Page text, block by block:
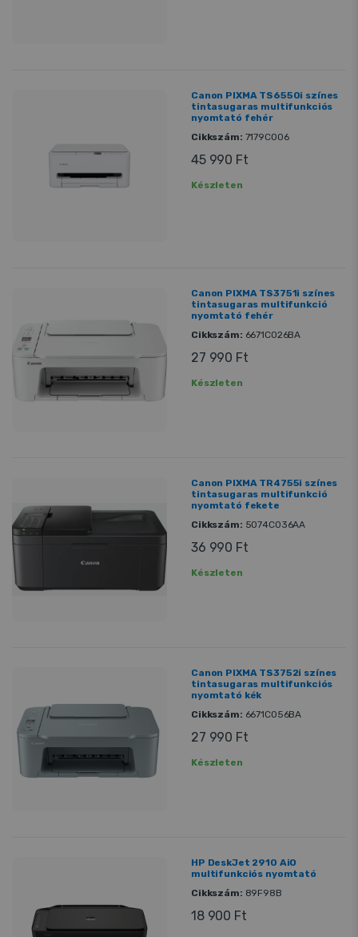
Canon PIXMA TS6550i színes
tintasugaras multifunkciós
nyomtató fehér
Cikkszám: 7179C006
45 990 Ft
Készleten
Canon PIXMA TS3751i színes
tintasugaras multifunkció
nyomtató fehér
Cikkszám: 6671C026BA
27 990 Ft
Készleten
Canon PIXMA TR4755i színes
tintasugaras multifunkció
nyomtató fekete
Cikkszám: 5074C036AA
36 990 Ft
Készleten
Canon PIXMA TS3752i színes
tintasugaras multifunkciós
nyomtató kék
Cikkszám: 6671C056BA
27 990 Ft
Készleten
HP DeskJet 2910 AiO
multifunkciós nyomtató
Cikkszám: 89F98B
18 900 Ft